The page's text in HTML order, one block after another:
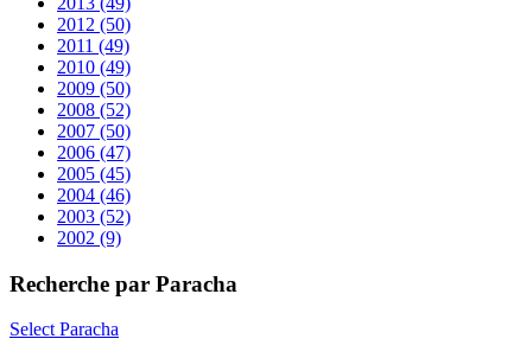
2012 (50)
2011 (49)
2010 (49)
2009 (50)
2008 (52)
2007 (50)
2006 (47)
2005 (45)
2004 (46)
2003 (52)
2002 (9)
Recherche par Paracha
Select Paracha